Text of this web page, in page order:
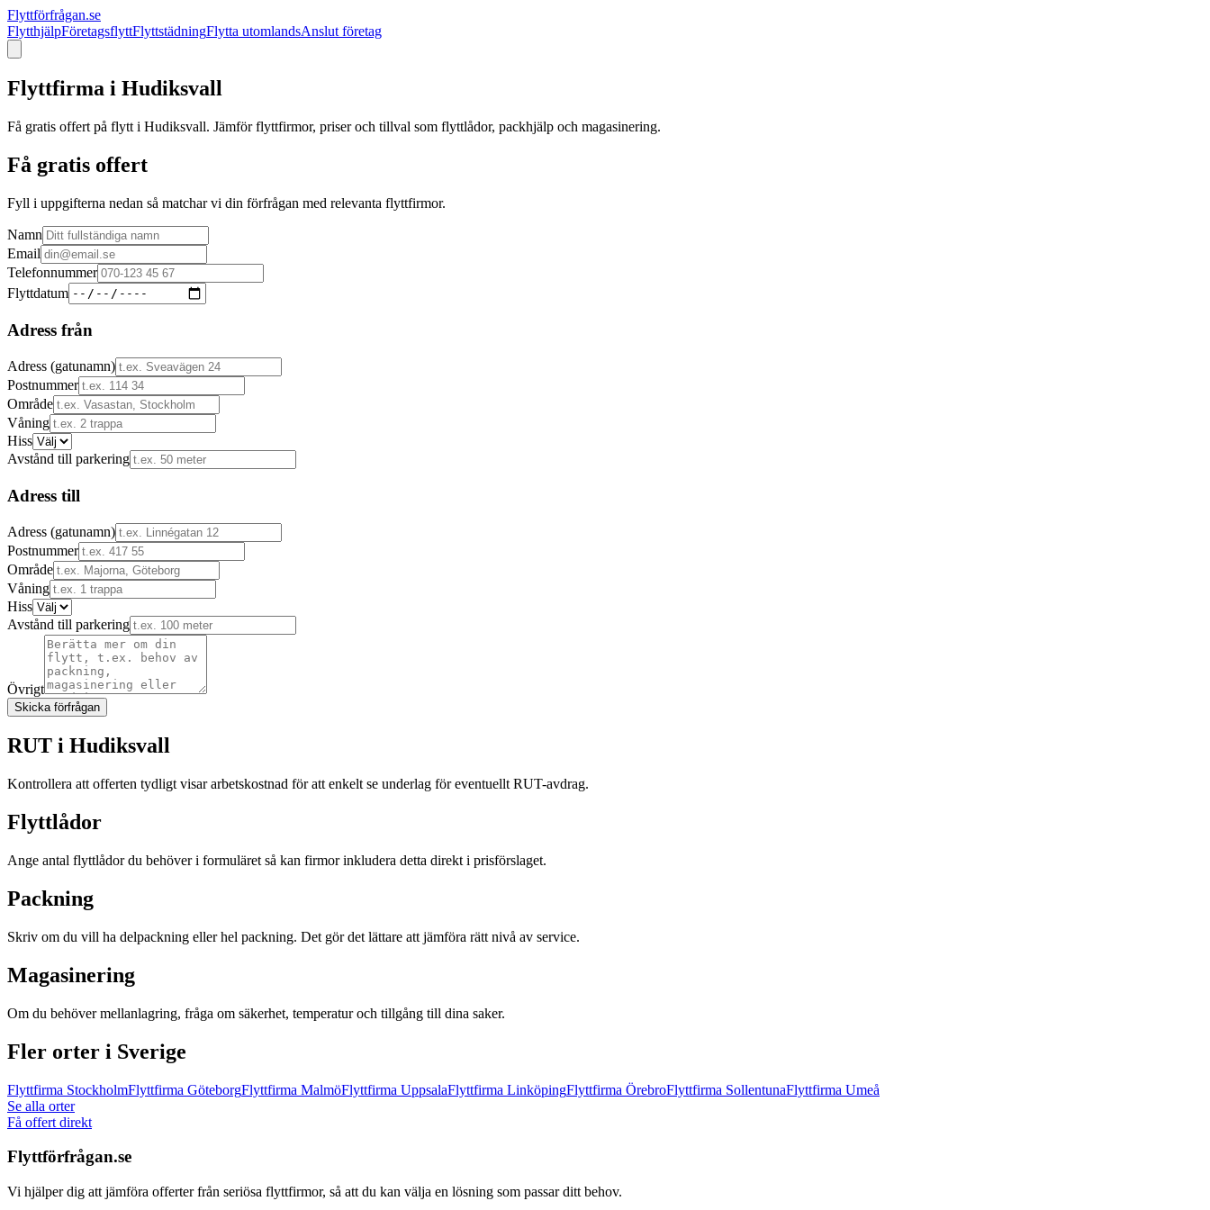
Flyttförfrågan.se
FlytthjälpFöretagsflyttFlyttstädningFlytta utomlandsAnslut företag
Flyttfirma i Hudiksvall
Få gratis offert på flytt i Hudiksvall. Jämför flyttfirmor, priser och tillval som flyttlådor, packhjälp och magasinering.
Få gratis offert
Fyll i uppgifterna nedan så matchar vi din förfrågan med relevanta flyttfirmor.
Namn
Email
Telefonnummer
Flyttdatum
Adress från
Adress (gatunamn)
Postnummer
Område
Våning
Hiss
Avstånd till parkering
Adress till
Adress (gatunamn)
Postnummer
Område
Våning
Hiss
Avstånd till parkering
Övrigt
Skicka förfrågan
RUT i Hudiksvall
Kontrollera att offerten tydligt visar arbetskostnad för att enkelt se underlag för eventuellt RUT-avdrag.
Flyttlådor
Ange antal flyttlådor du behöver i formuläret så kan firmor inkludera detta direkt i prisförslaget.
Packning
Skriv om du vill ha delpackning eller hel packning. Det gör det lättare att jämföra rätt nivå av service.
Magasinering
Om du behöver mellanlagring, fråga om säkerhet, temperatur och tillgång till dina saker.
Fler orter i Sverige
Flyttfirma StockholmFlyttfirma GöteborgFlyttfirma MalmöFlyttfirma UppsalaFlyttfirma LinköpingFlyttfirma ÖrebroFlyttfirma SollentunaFlyttfirma Umeå
Se alla orter
Få offert direkt
Flyttförfrågan.se
Vi hjälper dig att jämföra offerter från seriösa flyttfirmor, så att du kan välja en lösning som passar ditt behov.